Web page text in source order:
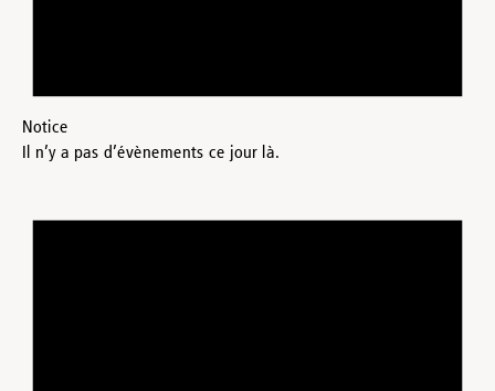
Notice
Il n’y a pas d’évènements ce jour là.